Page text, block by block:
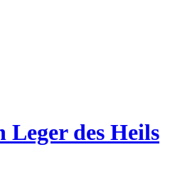
Leger des Heils